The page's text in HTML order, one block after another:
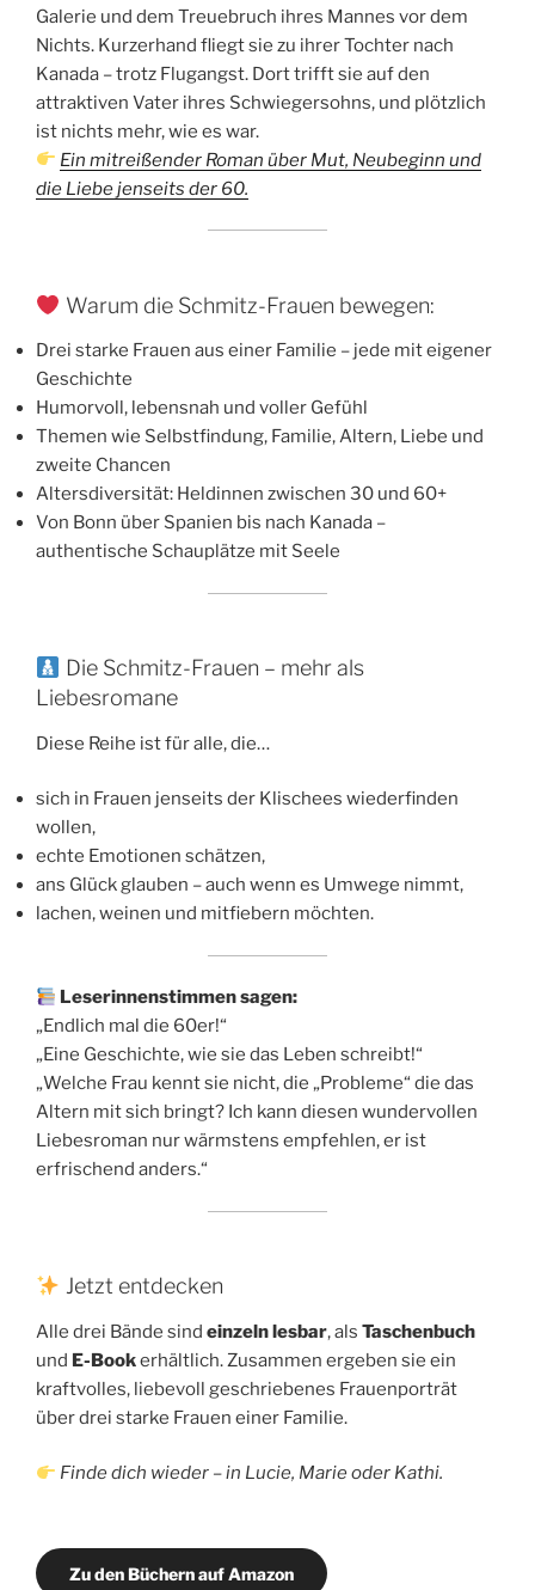
Galerie und dem Treuebruch ihres Mannes vor dem
Nichts. Kurzerhand fliegt sie zu ihrer Tochter nach
Kanada – trotz Flugangst. Dort trifft sie auf den
attraktiven Vater ihres Schwiegersohns, und plötzlich
ist nichts mehr, wie es war.
Ein mitreißender Roman über Mut, Neubeginn und
die Liebe jenseits der 60.
Warum die Schmitz-Frauen bewegen:
Drei starke Frauen aus einer Familie – jede mit eigener
Geschichte
Humorvoll, lebensnah und voller Gefühl
Themen wie Selbstfindung, Familie, Altern, Liebe und
zweite Chancen
Altersdiversität: Heldinnen zwischen 30 und 60+
Von Bonn über Spanien bis nach Kanada –
authentische Schauplätze mit Seele
Die Schmitz-Frauen – mehr als
Liebesromane
Diese Reihe ist für alle, die…
sich in Frauen jenseits der Klischees wiederfinden
wollen,
echte Emotionen schätzen,
ans Glück glauben – auch wenn es Umwege nimmt,
lachen, weinen und mitfiebern möchten.
Leserinnenstimmen sagen:
„Endlich mal die 60er!“
„Eine Geschichte, wie sie das Leben schreibt!“
„Welche Frau kennt sie nicht, die „Probleme“ die das
Altern mit sich bringt? Ich kann diesen wundervollen
Liebesroman nur wärmstens empfehlen, er ist
erfrischend anders.“
Jetzt entdecken
Alle drei Bände sind einzeln lesbar, als Taschenbuch
und E-Bookerhältlich. Zusammen ergeben sie ein
kraftvolles, liebevoll geschriebenes Frauenporträt
über drei starke Frauen einer Familie.
Finde dich wieder – in Lucie, Marie oder Kathi.
Zu den Büchern auf Amazon